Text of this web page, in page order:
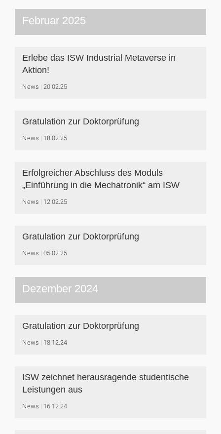
Februar 2025
Erlebe das ISW Industrial Metaverse in
Aktion!
News 20.02.25
Gratulation zur Doktorprüfung
News 18.02.25
Erfolgreicher Abschluss des Moduls
„Einführung in die Mechatronik“ am ISW
News 12.02.25
Gratulation zur Doktorprüfung
News 05.02.25
Dezember 2024
Gratulation zur Doktorprüfung
News 18.12.24
ISW zeichnet herausragende studentische
Leistungen aus
News 16.12.24